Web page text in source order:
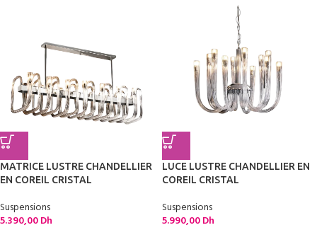
MATRICE LUSTRE CHANDELLIER
EN COREIL CRISTAL
Suspensions
5.390,00Dh
LUCE LUSTRE CHANDELLIER EN
COREIL CRISTAL
Suspensions
5.990,00Dh